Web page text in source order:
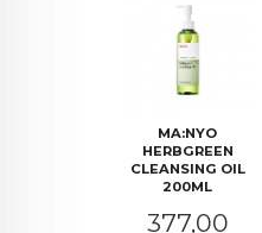
MA:NYO
HERBGREEN
CLEANSING OIL
200ML
Pris
377,00